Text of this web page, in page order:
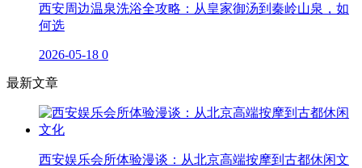
西安周边温泉洗浴全攻略：从皇家御汤到秦岭山泉，如
何选
2026-05-18 0
最新文章
西安娱乐会所体验漫谈：从北京高端按摩到古都休闲文